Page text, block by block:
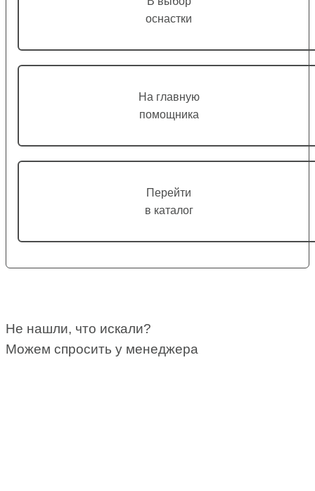
оснастки
На главную
помощника
Перейти
в каталог
Не нашли, что искали?
Можем спросить у менеджера